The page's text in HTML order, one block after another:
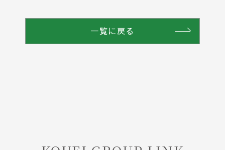
一覧に戻る